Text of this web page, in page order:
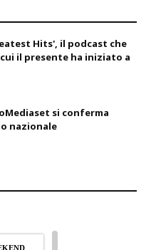
Hits', il podcast che
il presente ha iniziato a
si conferma
nazionale